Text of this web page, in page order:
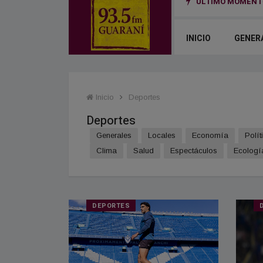
INICIO
Inicio Deportes
Deportes
Generales Locales Economía
Clima
Salud Espectáculos
DEPORTES